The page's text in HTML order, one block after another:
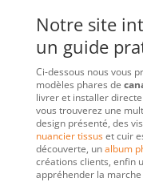
Notre site
un guide
Ci-dessous nous vous
modèles phares de
livrer et installer
vous trouverez une
design présenté, des
nuancier tissuset cuir
découverte, unalbum
créations clients, enfin
appréhender la